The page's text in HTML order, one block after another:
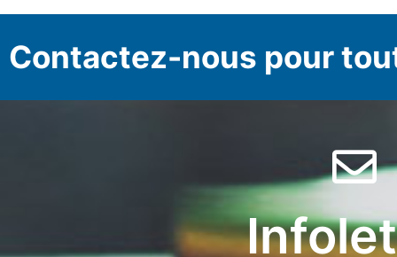
Contactez-nous pour